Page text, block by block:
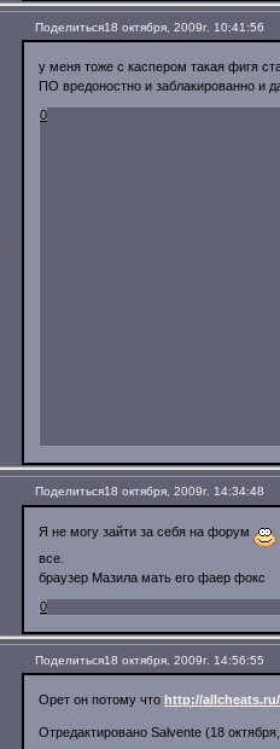
Поделиться18 октября, 2009г. 10:41:56
у меня тоже с каспером такая фигя
ПО вредоностно и заблакированно и
0
Поделиться18 октября, 2009г. 14:34:48
Я не могу зайти за себя на форум
все.
браузер Мазила мать его фаер фокс
0
Поделиться18 октября, 2009г. 14:56:55
Орет он потому что http://allcheats.ru/
Отредактировано Salvente (18